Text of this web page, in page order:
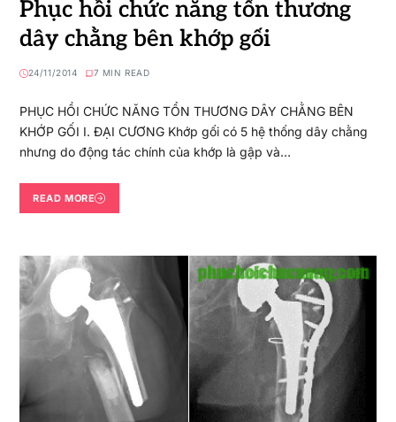
Phục hồi chức năng tổn thương
dây chằng bên khớp gối
24/11/2014 7 MIN READ
PHỤC HỒI CHỨC NĂNG TỔN THƯƠNG DÂY CHẰNG BÊN
KHỚP GỐI I. ĐẠI CƯƠNG Khớp gối có 5 hệ thống dây chằng
nhưng do động tác chính của khớp là gập và…
READ MORE